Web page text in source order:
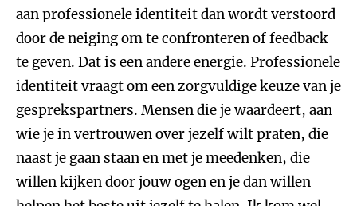
aan professionele identiteit dan wordt verstoord
door de neiging om te confronteren of feedback
te geven. Dat is een andere energie. Professionele
identiteit vraagt om een zorgvuldige keuze van je
gesprekspartners. Mensen die je waardeert, aan
wie je in vertrouwen over jezelf wilt praten, die
naast je gaan staan en met je meedenken, die
willen kijken door jouw ogen en je dan willen